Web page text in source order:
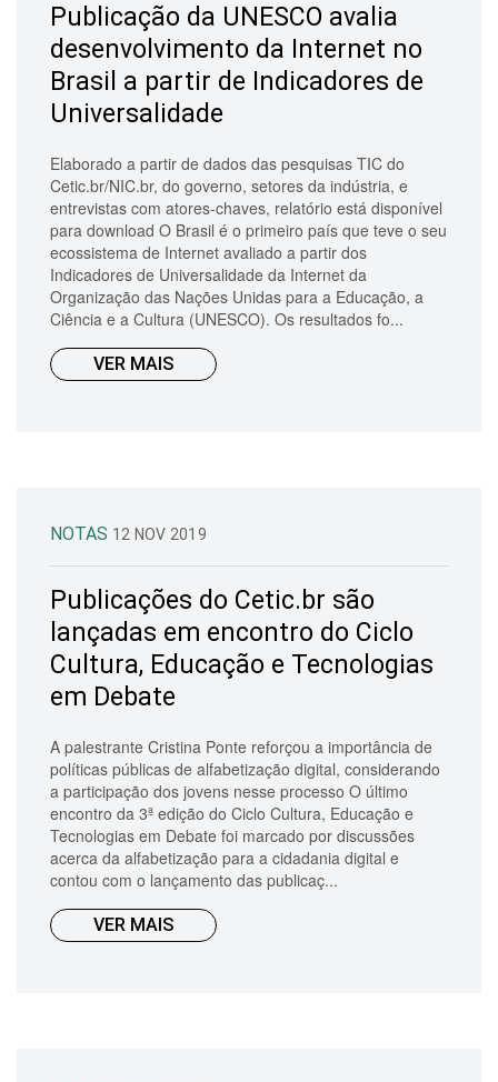
Publicação da UNESCO avalia
desenvolvimento da Internet no
Brasil a partir de Indicadores de
Universalidade
Elaborado a partir de dados das pesquisas TIC do
Cetic.br/NIC.br, do governo, setores da indústria, e
entrevistas com atores-chaves, relatório está disponível
para download O Brasil é o primeiro país que teve o seu
ecossistema de Internet avaliado a partir dos
Indicadores de Universalidade da Internet da
Organização das Nações Unidas para a Educação, a
Ciência e a Cultura (UNESCO). Os resultados fo...
VER MAIS
NOTAS 12 NOV 2019
Publicações do Cetic.br são
lançadas em encontro do Ciclo
Cultura, Educação e Tecnologias
em Debate
A palestrante Cristina Ponte reforçou a importância de
políticas públicas de alfabetização digital, considerando
a participação dos jovens nesse processo O último
encontro da 3ª edição do Ciclo Cultura, Educação e
Tecnologias em Debate foi marcado por discussões
acerca da alfabetização para a cidadania digital e
contou com o lançamento das publicaç...
VER MAIS